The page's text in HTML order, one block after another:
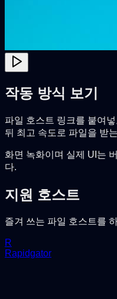
작동 방식 보기
파일 호스트 링크를 붙여
뒤 최고 속도로 파일을 받
화면 녹화이며 실제 UI는
다.
지원 호스트
즐겨 쓰는 파일 호스트를
R
Rapidgator